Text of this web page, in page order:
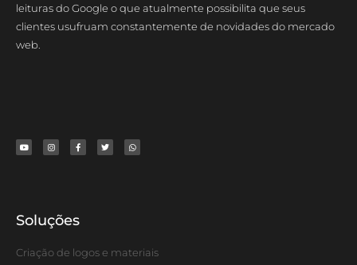
leituras do Google o que atualmente possibilita que seus
clientes usufruam constantemente de novidades do mercado
web.
Soluções
Criação de logos e materiais